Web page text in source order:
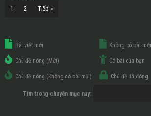
1
2 Tiếp »
Bài viết mới
Chủ đề nóng (Mới)
Chủ đề nóng (Không có bài mới)
Không có bài mới
Có bài của bạn
Chủ đề đã đóng
Tìm trong chuyên mục này: